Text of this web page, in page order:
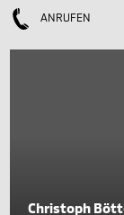
ANRUFEN
Christoph